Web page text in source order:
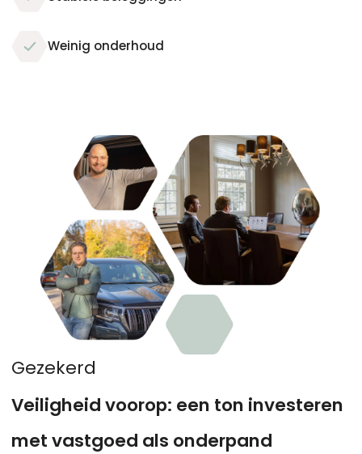
Weinig onderhoud
Gezekerd
Veiligheidvoorop: een ton investeren
metvastgoed als onderpand